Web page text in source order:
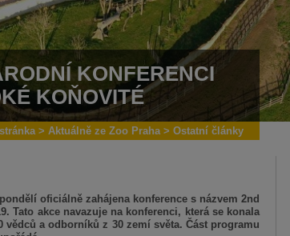
KONFERENCI
KOŇOVITÉ
> Aktuálně ze Zoo Praha> Ostatní články
oficiálně zahájena konference s názvem 2nd
Tato akce navazuje na konferenci, která se konala
a odborníků z 30 zemí světa. Část programu